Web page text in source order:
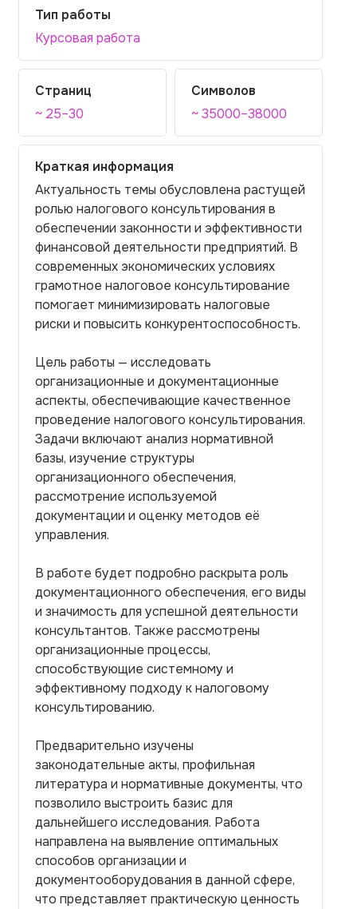
Тип работы
Курсовая работа
Страниц
~ 25–30
Символов
~ 35000–38000
Краткая информация
Актуальность темы обусловлена растущей
ролью налогового консультирования в
обеспечении законности и эффективности
финансовой деятельности предприятий. В
современных экономических условиях
грамотное налоговое консультирование
помогает минимизировать налоговые
риски и повысить конкурентоспособность.
Цель работы — исследовать
организационные и документационные
аспекты, обеспечивающие качественное
проведение налогового консультирования.
Задачи включают анализ нормативной
базы, изучение структуры
организационного обеспечения,
рассмотрение используемой
документации и оценку методов её
управления.
В работе будет подробно раскрыта роль
документационного обеспечения, его виды
и значимость для успешной деятельности
консультантов. Также рассмотрены
организационные процессы,
способствующие системному и
эффективному подходу к налоговому
консультированию.
Предварительно изучены
законодательные акты, профильная
литература и нормативные документы, что
позволило выстроить базис для
дальнейшего исследования. Работа
направлена на выявление оптимальных
способов организации и
документооборудования в данной сфере,
что представляет практическую ценность